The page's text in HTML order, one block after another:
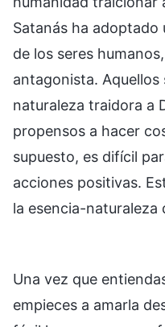
Satanás ha
de los seres
antagonista. Aquellos
naturaleza traidora a
propensos a hacer
supuesto, es difícil
acciones positivas.
la esencia-naturaleza
Una vez que
empieces a amarla